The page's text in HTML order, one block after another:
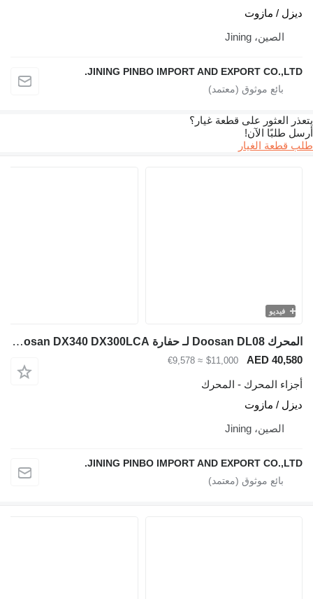
/ مازوت
الصين، Jining
JINING PINBO IMPORT AND EXPORT
على قطعة غيار؟
الآن!
الغيار
المحرك Doosan DL08 لـ حفارة Doosan DX340 DX300LCA
AED
$11,000
≈ €9,578
المحرك - المحرك
/ مازوت
الصين، Jining
JINING PINBO IMPORT AND EXPORT